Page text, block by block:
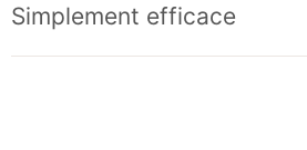
Simplement efficace